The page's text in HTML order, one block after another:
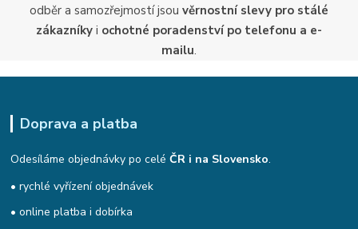
odběr a samozřejmostí jsou věrnostní slevy pro stálé
zákazníky i ochotné poradenství po telefonu a e-
mailu.
Doprava a platba
Odesíláme objednávky po celéČR i na Slovensko.
• rychlé vyřízení objednávek
• online platba i dobírka